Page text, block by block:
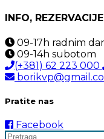
INFO,
09-17h radnim
09-14h subotom
(+381) 62 223 000
Pratite nas
Facebook